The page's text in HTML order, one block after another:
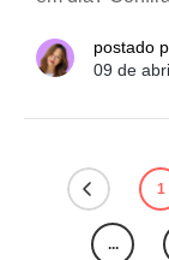
postado
09 de
1
...